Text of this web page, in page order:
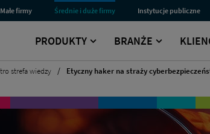
Małe firmy
Przejdź
Firm
Średnie i duże firmy
Przejdź
sekcji
dla
Dużych
Instytucje publiczne
Przejdź
sekcji
dla
Publicznych
PRODUKTY BRANŻE
strefa wiedzy Etyczny haker na straży